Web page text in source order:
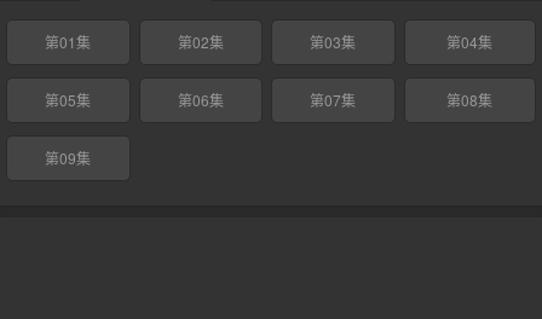
第01集 第02集 第03集 第04集
第05集 第06集 第07集 第08集
第09集